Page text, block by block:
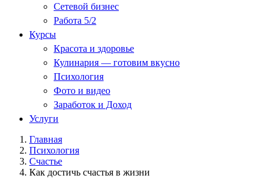
Сетевой бизнес
Работа 5/2
Курсы
Красота и здоровье
Кулинария — готовим вкусно
Психология
Фото и видео
Заработок и Доход
Услуги
Главная
Психология
Счастье
Как достичь счастья в жизни